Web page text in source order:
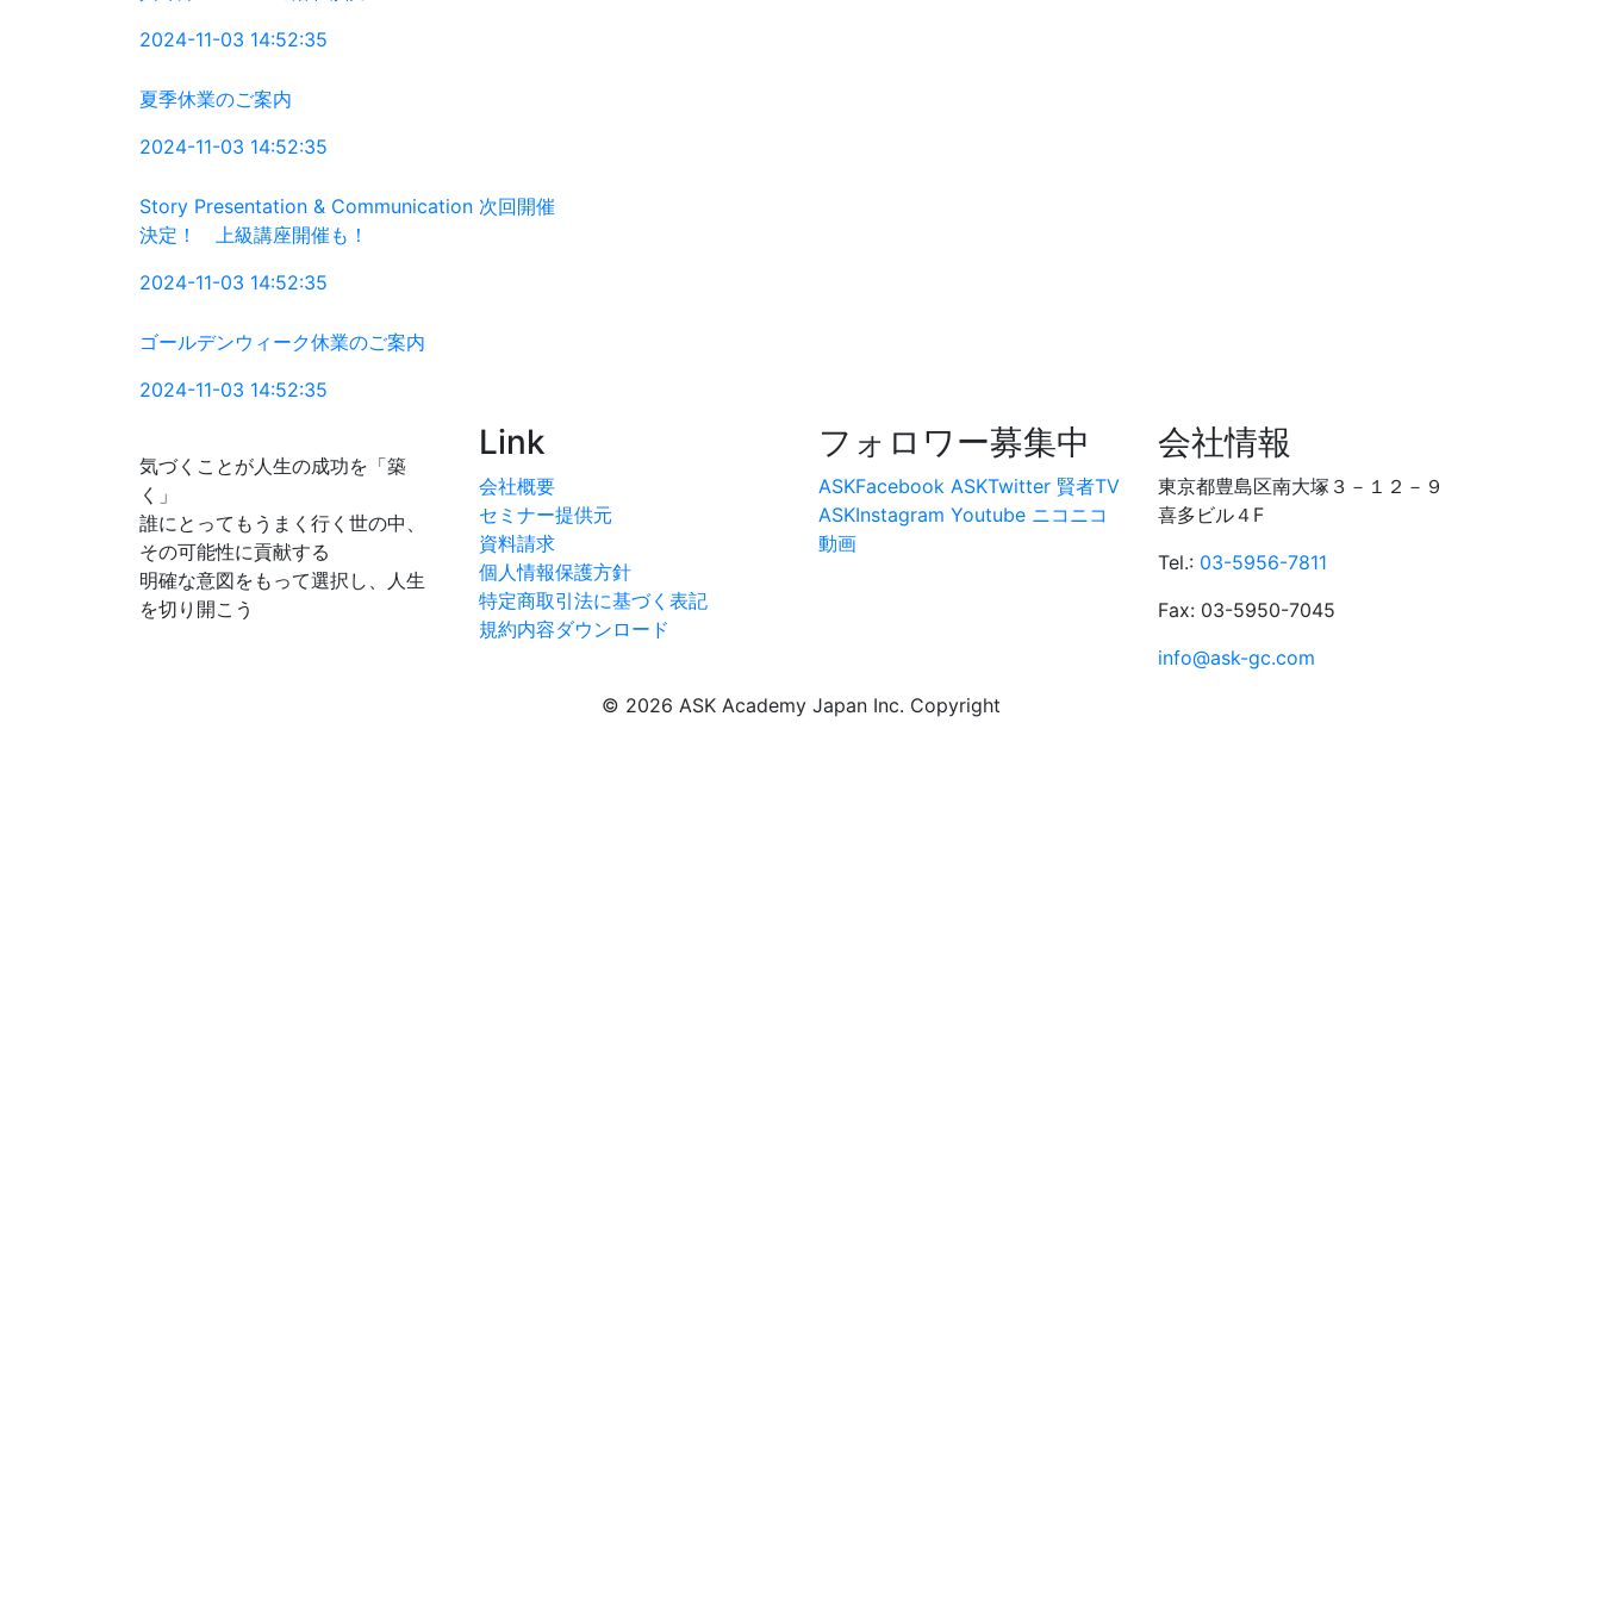
2024-11-03 14:52:35
夏季休業のご案内
2024-11-03 14:52:35
Story Presentation & Communication 次回開催
決定！ 上級講座開催も！
2024-11-03 14:52:35
ゴールデンウィーク休業のご案内
2024-11-03 14:52:35
気づくことが人生の成功を「築
く」
誰にとってもうまく行く世の中、
その可能性に貢献する
明確な意図をもって選択し、人生
を切り開こう
Link
会社概要
セミナー提供元
資料請求
個人情報保護方針
特定商取引法に基づく表記
規約内容ダウンロード
フォロワー募集中
ASKFacebook ASKTwitter 賢者TV
ASKInstagram Youtube ニコニコ
動画
会社情報
東京都豊島区南大塚３－１２－９
喜多ビル４F
Tel.: 03-5956-7811
Fax: 03-5950-7045
info@ask-gc.com
© 2026 ASK Academy Japan Inc. Copyright